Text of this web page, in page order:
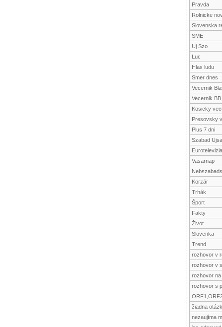
Pravda
Rolnicke
Slovenska
SME
Uj Szo
Luc
Hlas ludu
Smer dnes
Vecernik
Vecernik BB
Kosicky
Presovsky
Plus 7 dni
Szabad
Eurotelevizia
Vasarnap
Korzár
Trhák
Šport
Fakty
Život
Slovenka
Trend
rozhovor v
rozhovor v
rozhovor
rozhovor s
žiadna
nezaujíma